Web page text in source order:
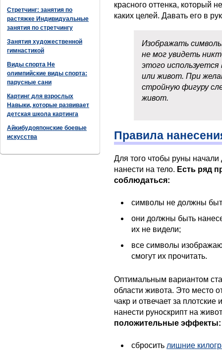
Стретчинг: занятия по
растяжке Индивидуальные
занятия по стретчингу
Занятия художественной
гимнастикой
Виды спорта Не
олимпийские виды спорта:
парусные сани
Картинг для взрослых
Навыки, которые развивает
детская школа картинга
Айкибудояпонские боевые
искусства
красного оттенка, который
каких целей. Давать его в
Изображать
не мог увидеть
этого
или живот. При
стройную фигуру
живот.
Правила
Для того чтобы руны начали
нанести на тело. Есть ряд
соблюдаться:
символы не должны
они должны быть
их не видели;
все символы
смогут их прочитать.
Оптимальным вариантом
области живота. Это место
чакр и отвечает за
нанести руноскрипт на
положительные эффекты:
сбросить лишние